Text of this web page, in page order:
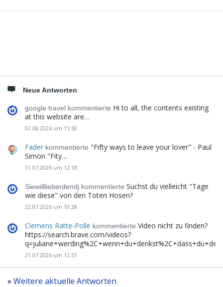
Neue Antworten
google travel kommentierte Hi to all, the contents existing
at this website are…
02.08.2026 um 15:50
Fader kommentierte "Fifty ways to leave your lover" - Paul
Simon "Fity…
31.07.2026 um 12:18
Siewilllieberdendj kommentierte Suchst du vielleicht "Tage
wie diese" von den Toten Hosen?
22.07.2026 um 10:28
Clemens Ratte-Polle kommentierte Video nicht zu finden?
https://search.brave.com/videos?
21.07.2026 um 12:51
» Weitere aktuelle Antworten